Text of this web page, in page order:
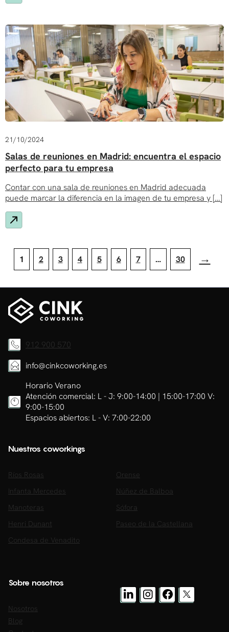
21/10/2024
Salas de reuniones en Madrid: encuentra el espacio
perfecto para tu empresa
Contar con una sala de reuniones en Madrid adecuada
puede marcar la diferencia en la imagen de tu empresa y […]
de
entradas
1 2 3 4 5 6 7 … 30 →
912 900 570
info@cinkcoworking.es
Horario Verano
Atención comercial: L - J: 9:00-14:00 | 15:00-17:00 V:
9:00-15:00
Espacios abiertos: L - V: 7:00-22:00
Nuestros coworkings
Ríos Rosas
Orense
Infanta Mercedes
Núñez de Balboa
Manoteras
Sófora
Henri Dunant
Paseo de la Castellana
Condesa de Venadito
Sobre nosotros
Nosotros
Blog